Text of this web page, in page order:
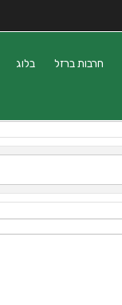
חרבות ברזל בלוג